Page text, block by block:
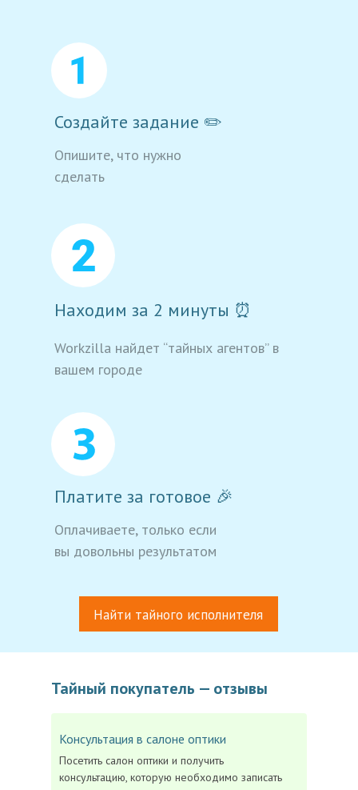
Создайте задание ✏️
Находим за 2 минуты ⏰
Платите за готовое 🎉
Опишите, что нужно
сделать
Оплачиваете, только если
вы довольны результатом
Workzilla найдет “тайных агентов” в
вашем городе
Найти тайного исполнителя
Консультация в салоне оптики
Посетить салон оптики и получить
консультацию, которую необходимо записать
Тайный покупатель — отзывы